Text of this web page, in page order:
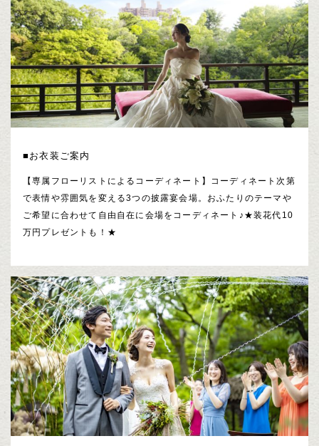
■お衣装ご案内
【専属フローリストによるコーディネート】コーディネート次第
で表情や雰囲気を変える3つの披露宴会場。おふたりのテーマや
ご希望に合わせて自由自在に会場をコーディネート♪★装花代10
万円プレゼントも！★